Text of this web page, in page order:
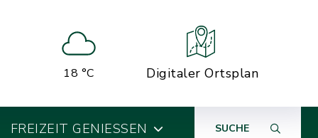
18 °C Digitaler Ortsplan
FREIZEIT GENIESSEN SUCHE